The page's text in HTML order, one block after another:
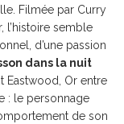
Filmée par Curry
l’histoire semble
d’une passion
dans la nuit
Eastwood, Or entre
: le personnage
de son